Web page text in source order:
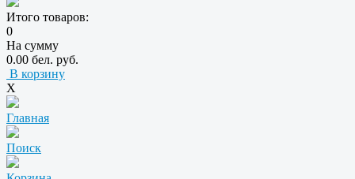
Итого товаров:
0
На сумму
0.00 бел. руб.
В корзину
X
Главная
Поиск